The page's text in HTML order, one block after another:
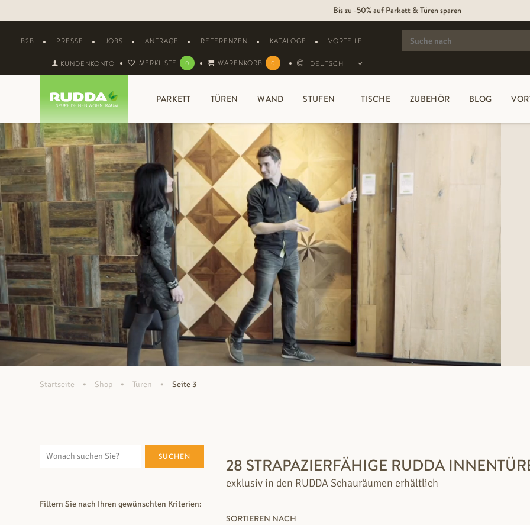
Bis zu -50% auf Parkett & Türen sparen
250.000m2 Parkett & 10.000 Innentüren sofort lieferbar
B2B PRESSE JOBS ANFRAGE REFERENZEN KATALOGE VORTEILE
SEARCH
FOR:
KUNDENKONTO MERKLISTE 0 WARENKORB 0 DEUTSCH
PARKETT TÜREN WAND STUFEN TISCHE ZUBEHÖR BLOG
Startseite • Shop • Türen • Seite 3
SUCHEN
Filtern Sie nach Ihren gewünschten Kriterien:
28 STRAPAZIERFÄHIGE RUDDA
exklusiv in den RUDDA Schauräumen erhältlich
SORTIEREN NACH